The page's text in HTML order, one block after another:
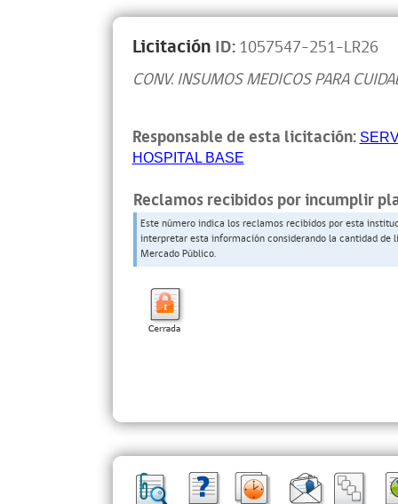
Licitación ID:1057547-251-LR26
CONV. INSUMOS MEDICOS PARA
Responsable de esta licitación:
HOSPITAL BASE
Reclamos recibidos por incumplir
Este número indica los reclamos recibidos por esta
interpretar esta información considerando la cantidad
Mercado Público.